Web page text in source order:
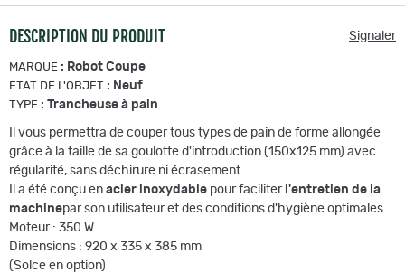
DESCRIPTION DU PRODUIT Signaler
MARQUE : Robot Coupe
ETAT DE L'OBJET : Neuf
TYPE : Trancheuse à pain
Il vous permettra de couper tous types de pain de forme allongée
grâce à la taille de sa goulotte d'introduction (150x125 mm) avec
régularité, sans déchirure ni écrasement.
Il a été conçu en acier inoxydable pour faciliter l'entretien de la
machinepar son utilisateur et des conditions d'hygiène optimales.
Moteur : 350 W
Dimensions : 920 x 335 x 385 mm
(Solce en option)